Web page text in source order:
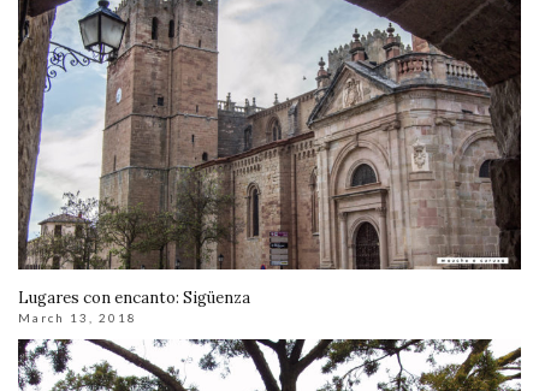
Lugares con encanto: Sigüenza
March 13, 2018